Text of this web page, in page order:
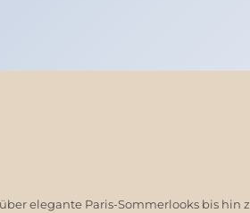
elegante Paris-Sommerlooks bis hin